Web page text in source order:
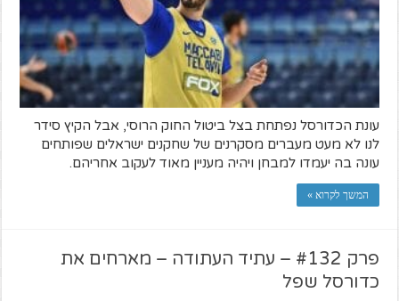
עונת הכדורסל נפתחת בצל ביטול החוק הרוסי, אבל הקיץ סידר
לנו לא מעט מעברים מסקרנים של שחקנים ישראלים שפותחים
עונה בה יעמדו למבחן ויהיה מעניין מאוד לעקוב אחריהם.
המשך לקרוא »
פרק #132 – עתיד העתודה – מארחים את
כדורסל שפל